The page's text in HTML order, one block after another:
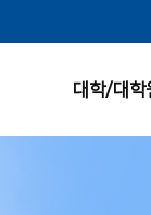
대학/대학